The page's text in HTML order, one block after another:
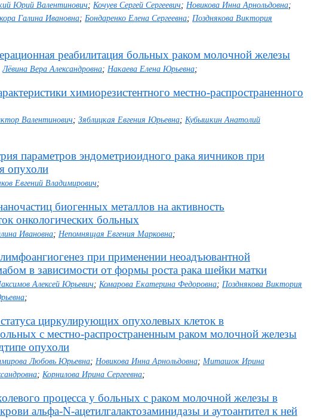
Юрий Валентинович; Кочуев Сергей Сергеевич; Новикова Инна Арнольдовна;
Галина Ивановна; Бондаренко Елена Сергеевна; Позднякова Виктория
реабилитация больных раком молочной железы
Лёвина Вера Александровна; Накаева Елена Юрьевна;
химиорезистентного местно-распространенного
Валентинович; Зяблицкая Евгения Юрьевна; Кубышкин Анатолий
параметров эндометриоидного рака яичников при
опухоли
Евгений Владимирович;
биогенных металлов на активность
онкологических больных
Ивановна; Непомнящая Евгения Марковна;
при применении неоадъювантной
в зависимости от формы роста рака шейки матки
Алексей Юрьевич; Комарова Екатерина Федоровна; Позднякова Виктория
;
циркулирующих опухолевых клеток в
с местно-распространенным раком молочной железы
опухоли
Любовь Юрьевна; Новикова Инна Арнольдовна; Миташок Ирина
; Корнилова Ирина Сергеевна;
процесса у больных с раком молочной железы в
альфа-N-ацетилгалактозаминидазы и аутоантител к ней